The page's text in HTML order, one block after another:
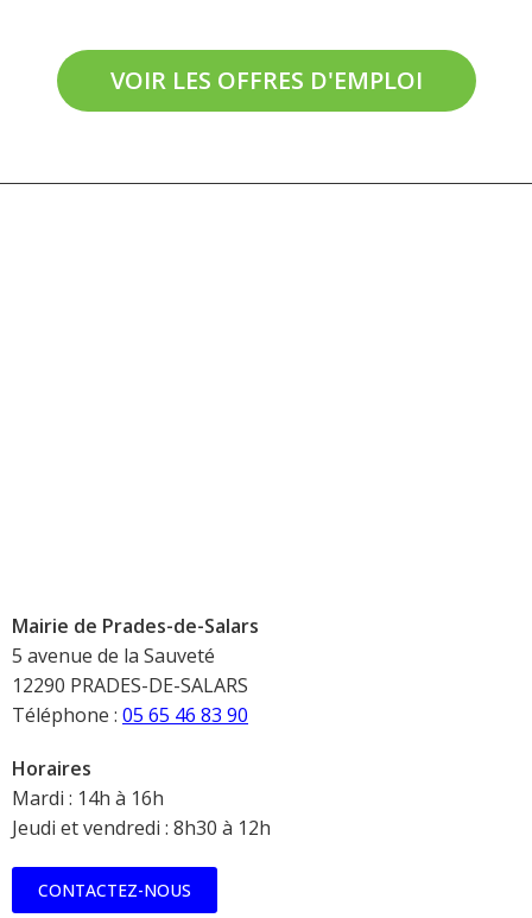
VOIR LES OFFRES D'EMPLOI
Mairie de Prades-de-Salars
5 avenue de la Sauveté
12290 PRADES-DE-SALARS
Téléphone : 05 65 46 83 90
Horaires
Mardi : 14h à 16h
Jeudi et vendredi : 8h30 à 12h
CONTACTEZ-NOUS